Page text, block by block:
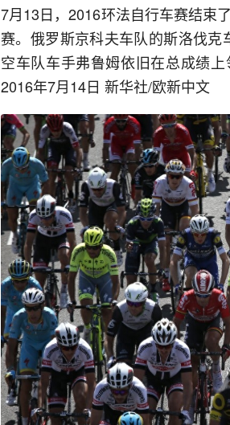
7月13日，2016环法自行车赛结束
赛。俄罗斯京科夫车队的斯洛伐
空车队车手弗鲁姆依旧在总成绩
2016年7月14日 新华社/欧新中文